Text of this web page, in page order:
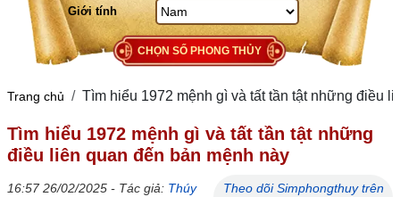
Giới tính
CHỌN SỐ PHONG THỦY
Trang chủ Tìm hiểu 1972 mệnh gì và tất tần tật những điều
Tìm hiểu 1972 mệnh gì và tất tần tật những
điều liên quan đến bản mệnh này
16:57 26/02/2025 - Tác giả: Thúy
Theo dõi Simphongthuy trên